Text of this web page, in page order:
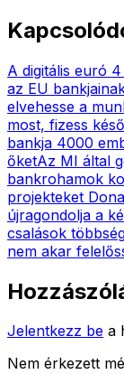
A digitális euró
az EU
elvehesse a
most, fizess
bankja 4000
őketAz MI által
bankrohamok
projekteket
újragondolja a
csalások
nem akar
Jelentkezz be a
Nem érkezett